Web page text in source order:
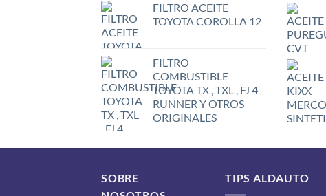
FILTRO ACEITE
TOYOTA COROLLA 12
FILTRO
COMBUSTIBLE
TOYOTA TX , TXL , FJ 4
RUNNER Y OTROS
ORIGINALES
SOBRE
TIPS ALDAUTO